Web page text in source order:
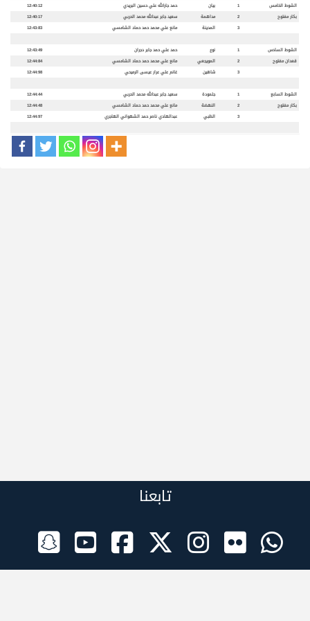
الشوط الخامس 1 بيان حمد جارالله علي حسين البريدي
12:40:12
بكار مفتوح
2 مداهمة سعيد جابر عبدالله محمد الحربي
12:40:17
3
المدينة مانع علي محمد حمد حماد الشامسي 12:43:83
الشوط السادس 1 نوع حمد علي حمد جابر دجران
12:43:49
قعدان مفتوح
2 المويجعي مانع علي محمد حمد حماد الشامسي
12:44:84
3
شاهين غانم علي عرار عيسى الرميحي 12:44:98
الشوط السابع 1 جلمودة سعيد جابر عبدالله محمد الحربي
12:44:44
بكار مفتوح
2 النهضة مانع علي محمد حمد حماد الشامسي
12:44:48
3
الظبي عبدالهادي ناصر حمد الشهواني الهاجري 12:44:97
تابعنا